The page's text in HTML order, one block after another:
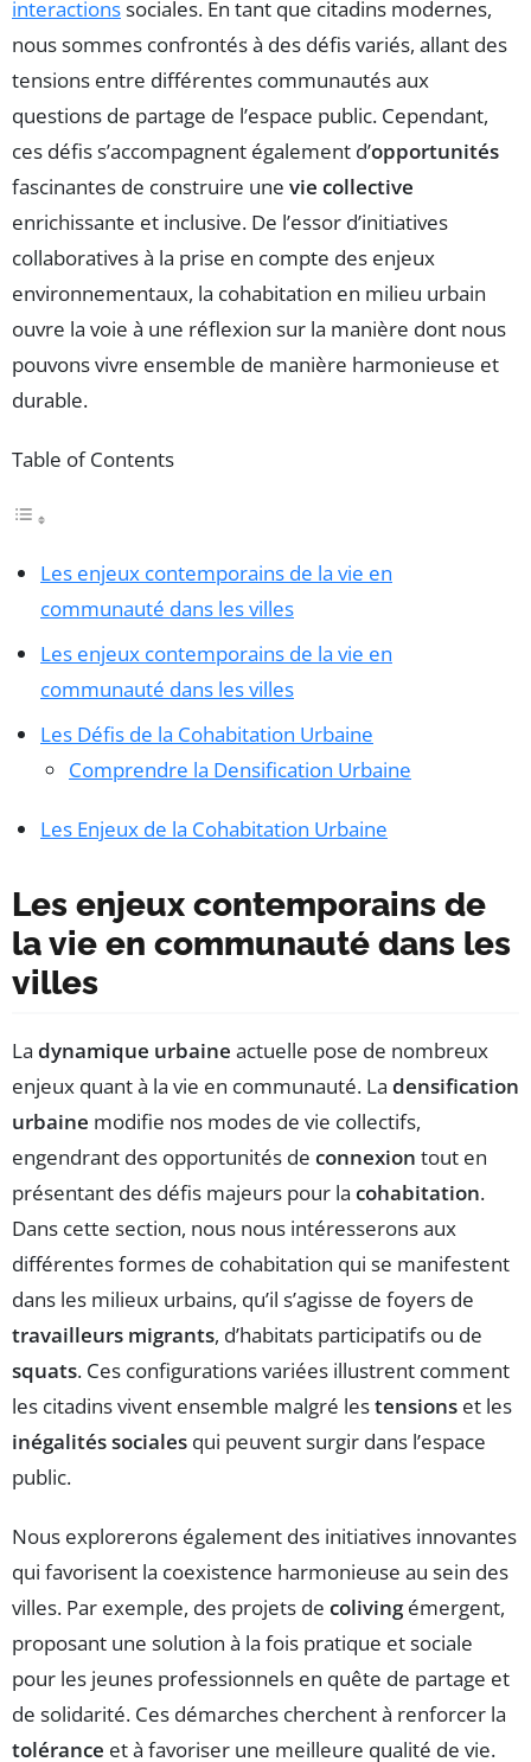
interactionssociales. En tant que citadins modernes,
nous sommes confrontés à des défis variés, allant des
tensions entre différentes communautés aux
questions de partage de l’espace public. Cependant,
ces défis s’accompagnent également d’opportunités
fascinantes de construire une vie collective
enrichissante et inclusive. De l’essor d’initiatives
collaboratives à la prise en compte des enjeux
environnementaux, la cohabitation en milieu urbain
ouvre la voie à une réflexion sur la manière dont nous
pouvons vivre ensemble de manière harmonieuse et
durable.
Table of Contents
Les enjeux contemporains de la vie en
communauté dans les villes
Les enjeux contemporains de la vie en
communauté dans les villes
Les Défis de la Cohabitation Urbaine
Comprendre la Densification Urbaine
Les Enjeux de la Cohabitation Urbaine
Les enjeux contemporains de
la vie en communauté dans les
villes
La dynamique urbaine actuelle pose de nombreux
enjeux quant à la vie en communauté. La densification
urbaine modifie nos modes de vie collectifs,
engendrant des opportunités de connexion tout en
présentant des défis majeurs pour la cohabitation.
Dans cette section, nous nous intéresserons aux
différentes formes de cohabitation qui se manifestent
dans les milieux urbains, qu’il s’agisse de foyers de
travailleurs migrants, d’habitats participatifs ou de
squats. Ces configurations variées illustrent comment
les citadins vivent ensemble malgré lestensions et les
inégalités sociales qui peuvent surgir dans l’espace
public.
Nous explorerons également des initiatives innovantes
qui favorisent la coexistence harmonieuse au sein des
villes. Par exemple, des projets de colivingémergent,
proposant une solution à la fois pratique et sociale
pour les jeunes professionnels en quête de partage et
de solidarité. Ces démarches cherchent à renforcer la
tolérance et à favoriser une meilleure qualité de vie.